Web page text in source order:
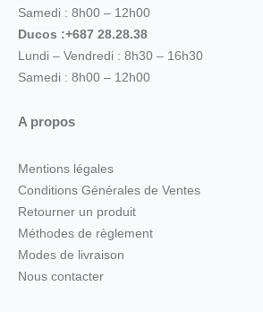
Samedi : 8h00 – 12h00
Ducos :+687 28.28.38
Lundi – Vendredi : 8h30 – 16h30
Samedi : 8h00 – 12h00
A propos
Mentions légales
Conditions Générales de Ventes
Retourner un produit
Méthodes de règlement
Modes de livraison
Nous contacter